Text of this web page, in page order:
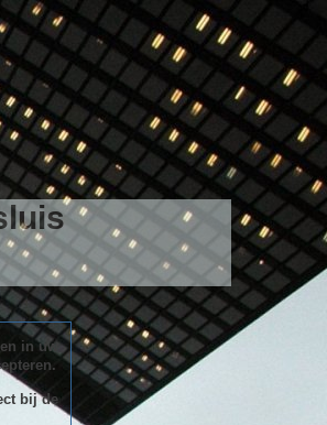
in uw
bij de